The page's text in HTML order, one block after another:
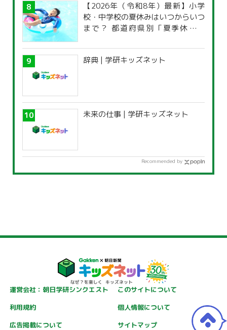
【2026年（令和8年）最新】小学
校・中学校の夏休みはいつからいつ
まで？ 都道府県別「夏季休暇一
辞典 | 学研キッズネット
未来の仕事 | 学研キッズネット
Recommended by
運営会社：朝日学研シンクエスト
このサイトについて
利用規約
個人情報について
広告掲載について
サイトマップ